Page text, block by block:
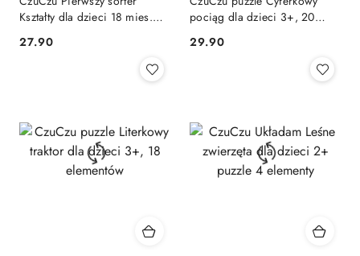
Kształty dla dzieci 18 mies.+,
Cena:
27.90
pociąg dla dzieci 3+, 20
Cena:
29.90